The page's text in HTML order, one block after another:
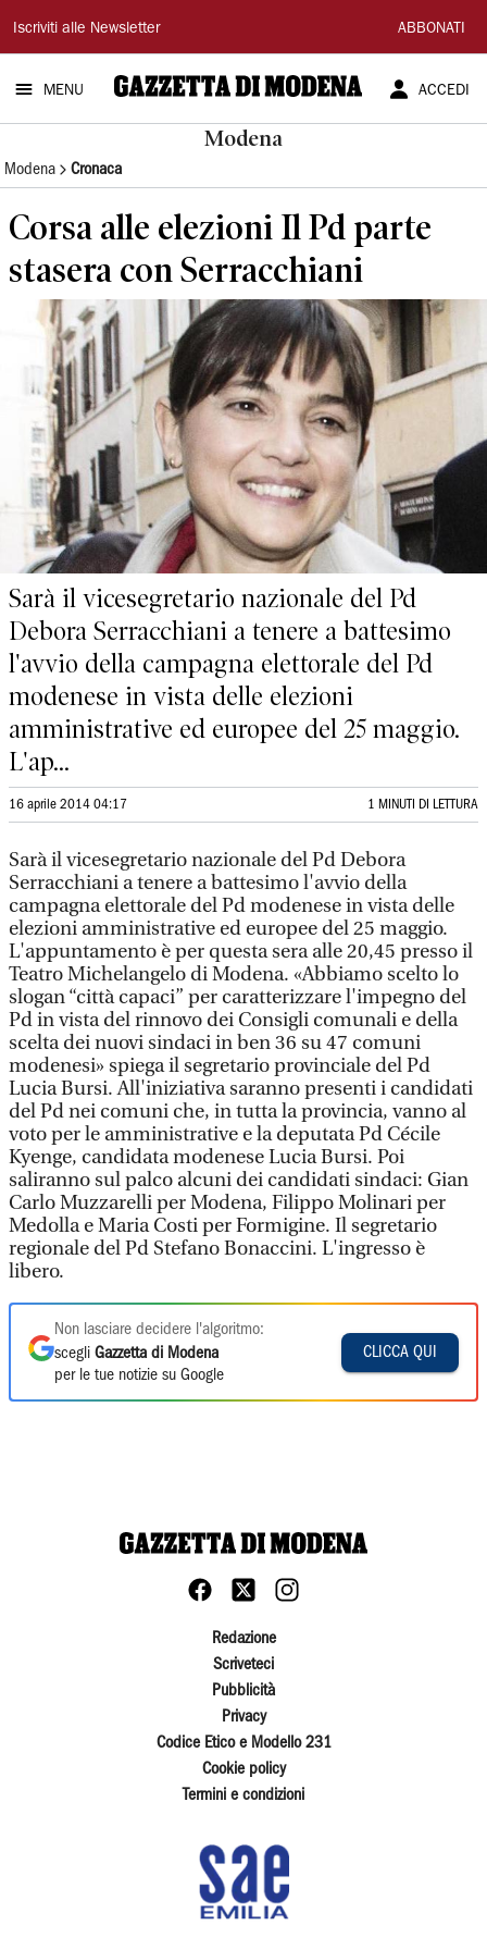
Gazzetta
di
Modena
Iscriviti alle Newsletter ABBONATI
MENU ACCEDI
Modena
Modena Cronaca
Corsa alle elezioni Il Pd parte
stasera con Serracchiani
Sarà il vicesegretario nazionale del Pd
Debora Serracchiani a tenere a battesimo
l'avvio della campagna elettorale del Pd
modenese in vista delle elezioni
amministrative ed europee del 25 maggio.
L'ap...
16 aprile 2014 04:17 1 MINUTI DI LETTURA
Sarà il vicesegretario nazionale del Pd Debora
Serracchiani a tenere a battesimo l'avvio della
campagna elettorale del Pd modenese in vista delle
elezioni amministrative ed europee del 25 maggio.
L'appuntamento è per questa sera alle 20,45 presso il
Teatro Michelangelo di Modena. «Abbiamo scelto lo
slogan “città capaci” per caratterizzare l'impegno del
Pd in vista del rinnovo dei Consigli comunali e della
scelta dei nuovi sindaci in ben 36 su 47 comuni
modenesi» spiega il segretario provinciale del Pd
Lucia Bursi. All'iniziativa saranno presenti i candidati
del Pd nei comuni che, in tutta la provincia, vanno al
voto per le amministrative e la deputata Pd Cécile
Kyenge, candidata modenese Lucia Bursi. Poi
saliranno sul palco alcuni dei candidati sindaci: Gian
Carlo Muzzarelli per Modena, Filippo Molinari per
Medolla e Maria Costi per Formigine. Il segretario
regionale del Pd Stefano Bonaccini. L'ingresso è
libero.
Non lasciare decidere l'algoritmo:
scegli Gazzetta di Modena
per le tue notizie su Google
CLICCA QUI
Redazione
Scriveteci
Pubblicità
Privacy
Codice Etico e Modello 231
Cookie policy
Termini e condizioni